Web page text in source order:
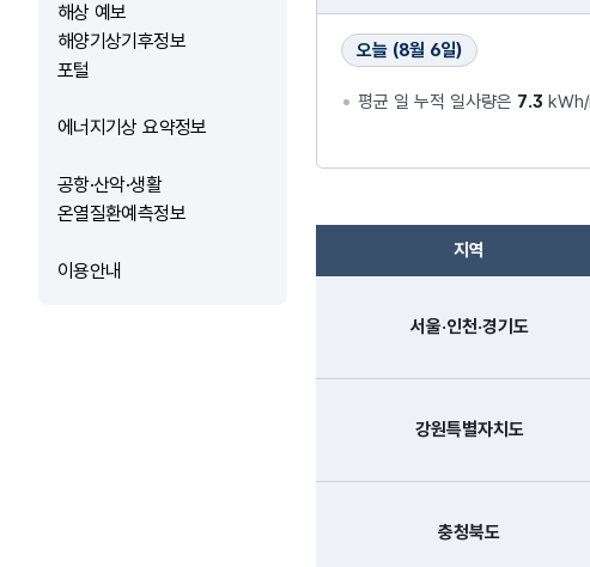
해상 예보
해양기상기후정보
포털
에너지기상 요약정보
공항·산악·생활
온열질환예측정보
이용안내